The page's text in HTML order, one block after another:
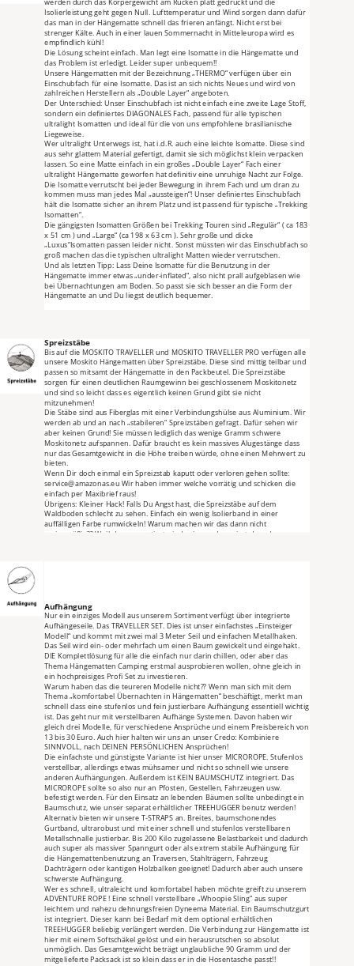
nicht über ein Thermofach (für Isomatten) und sind daher für den Einsatz in
tropischem Klima optimiert.
Isolierleistung geht gegen Null. Lufttemperatur und Wind sorgen dann dafür
das man in der Hängematte schnell das frieren anfängt. Nicht erst bei
strenger Kälte. Auch in einer lauen Sommernacht in Mitteleuropa wird es
empfindlich kühl!
Die Lösung scheint einfach. Man legt eine Isomatte in die Hängematte und
das Problem ist erledigt. Leider super unbequem!!
Unsere Hängematten mit der Bezeichnung „THERMO“ verfügen über ein
Einschubfach für eine Isomatte. Das ist an sich nichts Neues und wird von
zahlreichen Herstellern als „Double Layer“ angeboten.
Der Unterschied: Unser Einschubfach ist nicht einfach eine zweite Lage Stoff,
sondern ein definiertes DIAGONALES Fach, passend für alle typischen
ultralight Isomatten und ideal für die von uns empfohlene brasilianische
Liegeweise.
Wer ultralight Unterwegs ist, hat i.d.R. auch eine leichte Isomatte. Diese sind
aus sehr glattem Material gefertigt, damit sie sich möglichst klein verpacken
lassen. So eine Matte einfach in ein großes „Double Layer“ Fach einer
ultralight Hängematte geworfen hat definitiv eine unruhige Nacht zur Folge.
Die Isomatte verrutscht bei jeder Bewegung in ihrem Fach und um dran zu
kommen muss man jedes Mal „aussteigen“! Unser definiertes Einschubfach
hält die Isomatte sicher an ihrem Platz und ist passend für typische „Trekking
Isomatten“.
Die gängigsten Isomatten Größen bei Trekking Touren sind „Regulär“ ( ca 183
x 51 cm ) und „Large“ (ca 198 x 63 cm ). Sehr große und dicke
„Luxus“Isomatten passen leider nicht. Sonst müssten wir das Einschubfach so
groß machen das die typischen ultralight Matten wieder verrutschen.
Und als letzten Tipp: Lass Deine Isomatte für die Benutzung in der
Hängematte immer etwas „under-inflated“, also nicht prall aufgeblasen wie
bei Übernachtungen am Boden. So passt sie sich besser an die Form der
Hängematte an und Du liegst deutlich bequemer.
Spreizstäbe
Bis auf die MOSKITO TRAVELLER und MOSKITO TRAVELLER PRO verfügen alle
unsere Moskito Hängematten über Spreizstäbe. Diese sind mittig teilbar und
passen so mitsamt der Hängematte in den Packbeutel. Die Spreizstäbe
sorgen für einen deutlichen Raumgewinn bei geschlossenem Moskitonetz
und sind so leicht dass es eigentlich keinen Grund gibt sie nicht
mitzunehmen!
Die Stäbe sind aus Fiberglas mit einer Verbindungshülse aus Aluminium. Wir
werden ab und an nach „stabileren“ Spreizstäben gefragt. Dafür sehen wir
aber keinen Grund! Sie müssen lediglich das wenige Gramm schwere
Moskitonetz aufspannen. Dafür braucht es kein massives Alugestänge dass
nur das Gesamtgewicht in die Höhe treiben würde, ohne einen Mehrwert zu
bieten.
Wenn Dir doch einmal ein Spreizstab kaputt oder verloren gehen sollte:
service@amazonas.eu Wir haben immer welche vorrätig und schicken die
einfach per Maxibrief raus!
Übrigens: Kleiner Hack! Falls Du Angst hast, die Spreizstäbe auf dem
Waldboden schlecht zu sehen. Einfach ein wenig Isolierband in einer
auffälligen Farbe rumwickeln! Warum machen wir das dann nicht
serienmäßig?? Weil dann garantiert wieder jemand moniert dass das zu
Aufhängung
Nur ein einziges Modell aus unserem Sortiment verfügt über integrierte
Aufhängeseile. Das TRAVELLER SET. Dies ist unser einfachstes „Einsteiger
Modell“ und kommt mit zwei mal 3 Meter Seil und einfachen Metallhaken.
Das Seil wird ein- oder mehrfach um einen Baum gewickelt und eingehakt.
DIE Komplettlösung für alle die einfach nur darin chillen, oder aber das
Thema Hängematten Camping erstmal ausprobieren wollen, ohne gleich in
ein hochpreisiges Profi Set zu investieren.
Warum haben das die teureren Modelle nicht?? Wenn man sich mit dem
Thema „komfortabel Übernachten in Hängematten“ beschäftigt, merkt man
schnell dass eine stufenlos und fein justierbare Aufhängung essentiell wichtig
ist. Das geht nur mit verstellbaren Aufhänge Systemen. Davon haben wir
gleich drei Modelle, für verschiedene Ansprüche und einem Preisbereich von
13 bis 30 Euro. Auch hier halten wir uns an unser Credo: Kombiniere
SINNVOLL, nach DEINEN PERSÖNLICHEN Ansprüchen!
Die einfachste und günstigste Variante ist hier unser MICROROPE. Stufenlos
verstellbar, allerdings etwas mühsamer und nicht so schnell wie unsere
anderen Aufhängungen. Außerdem ist KEIN BAUMSCHUTZ integriert. Das
MICROROPE sollte so also nur an Pfosten, Gestellen, Fahrzeugen usw.
befestigt werden. Für den Einsatz an lebenden Bäumen sollte unbedingt ein
Baumschutz, wie unser separat erhältlicher TREEHUGGER benutz werden!
Alternativ bieten wir unsere T-STRAPS an. Breites, baumschonendes
Gurtband, ultrarobust und mit einer schnell und stufenlos verstellbaren
Metallschnalle justierbar. Bis 200 Kilo zugelassene Belastbarkeit und dadurch
auch super als massiver Spanngurt oder als extrem stabile Aufhängung für
die Hängemattenbenutzung an Traversen, Stahlträgern, Fahrzeug
Dachträgern oder kantigen Holzbalken geeignet! Dadurch aber auch unsere
schwerste Aufhängung.
Wer es schnell, ultraleicht und komfortabel haben möchte greift zu unserem
ADVENTURE ROPE ! Eine schnell verstellbare „Whoopie Sling“ aus super
leichtem und nahezu dehnungsfreien Dyneema Material. Ein Baumschutzgurt
ist integriert. Dieser kann bei Bedarf mit dem optional erhältlichen
TREEHUGGER beliebig verlängert werden. Die Verbindung zur Hängematte ist
hier mit einem Softschäkel gelöst und ein herausrutschen so absolut
unmöglich. Das Gesamtgewicht beträgt unglaubliche 90 Gramm und der
mitgelieferte Packsack ist so klein dass er in die Hosentasche passt!!